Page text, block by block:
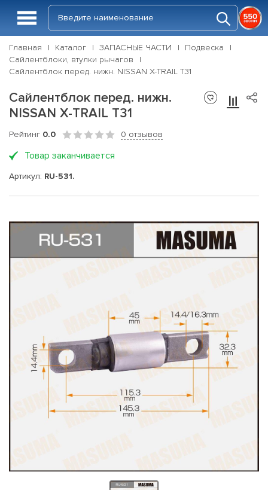
Главная Каталог ЗАПАСНЫЕ ЧАСТИ
Подвеска
Сайлентблоки, втулки рычагов
Сайлентблок перед. нижн. NISSAN X-TRAIL T31
Сайлентблок перед. нижн.
NISSAN X-TRAIL T31
Рейтинг 0.0 0 отзывов
Товар заканчивается
Артикул: RU-531.